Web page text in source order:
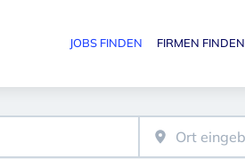
JOBS FINDEN FIRMEN FINDEN